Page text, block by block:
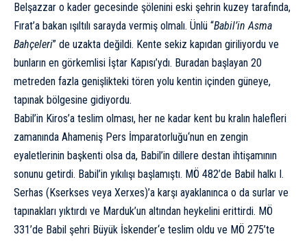
Belşazzar o kader gecesinde şölenini eski şehrin kuzey tarafında,
Fırat’a bakan ışıltılı sarayda vermiş olmalı. Ünlü “Babil’in Asma
Bahçeleri” de uzakta değildi. Kente sekiz kapıdan giriliyordu ve
bunların en görkemlisi İştar Kapısı’ydı. Buradan başlayan 20
metreden fazla genişlikteki tören yolu kentin içinden güneye,
tapınak bölgesine gidiyordu.
Babil’in Kiros’a teslim olması, her ne kadar kent bu kralın halefleri
zamanında Ahameniş Pers İmparatorluğu‘nun en zengin
eyaletlerinin başkenti olsa da, Babil’in dillere destan ihtişamının
sonunu getirdi. Babil’in yıkılışı başlamıştı. MÖ 482’de Babil halkı I.
Serhas (Kserkses veya Xerxes)’a karşı ayaklanınca o da surlar ve
tapınakları yıktırdı ve Marduk’un altından heykelini erittirdi. MÖ
331’de Babil şehri Büyük İskender‘e teslim oldu ve MÖ 275’te